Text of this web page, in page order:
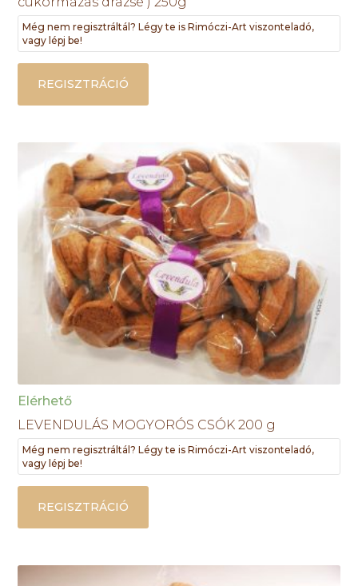
Még nem regisztráltál? Légy te is Rimóczi-Art viszonteladó,
vagy lépj be!
REGISZTRÁCIÓ
Elérhető
LEVENDULÁS MOGYORÓS CSÓK 200 g
Még nem regisztráltál? Légy te is Rimóczi-Art viszonteladó,
vagy lépj be!
REGISZTRÁCIÓ